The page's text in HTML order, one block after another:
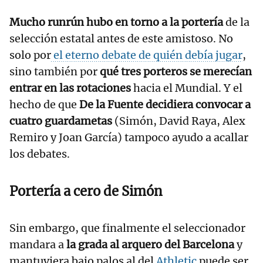
Mucho runrún hubo en torno a la porteríade la
selección estatal antes de este amistoso. No
solo porel eterno debate de quién debía jugar,
sino también porqué tres porteros se merecían
entrar en las rotacioneshacia el Mundial. Y el
hecho de que De la Fuente decidiera convocar a
cuatro guardametas (Simón, David Raya, Alex
Remiro y Joan García) tampoco ayudo a acallar
los debates.
Portería a cero de Simón
Sin embargo, que finalmente el seleccionador
mandara ala grada al arquero del Barcelonay